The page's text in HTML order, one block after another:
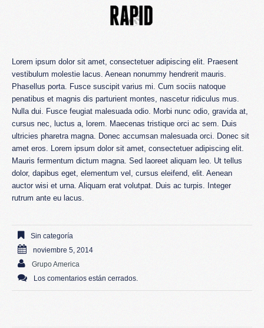
Lorem ipsum dolor sit amet, consectetuer adipiscing elit. Praesent
vestibulum molestie lacus. Aenean nonummy hendrerit mauris.
Phasellus porta. Fusce suscipit varius mi. Cum sociis natoque
penatibus et magnis dis parturient montes, nascetur ridiculus mus.
Nulla dui. Fusce feugiat malesuada odio. Morbi nunc odio, gravida at,
cursus nec, luctus a, lorem. Maecenas tristique orci ac sem. Duis
ultricies pharetra magna. Donec accumsan malesuada orci. Donec sit
amet eros. Lorem ipsum dolor sit amet, consectetuer adipiscing elit.
Mauris fermentum dictum magna. Sed laoreet aliquam leo. Ut tellus
dolor, dapibus eget, elementum vel, cursus eleifend, elit. Aenean
auctor wisi et urna. Aliquam erat volutpat. Duis ac turpis. Integer
rutrum ante eu lacus.
Sin categoría
noviembre 5, 2014
Grupo America
Los comentarios están cerrados.